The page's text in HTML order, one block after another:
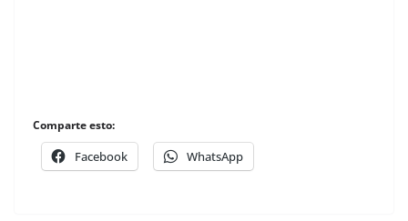
Comparte esto:
Facebook WhatsApp